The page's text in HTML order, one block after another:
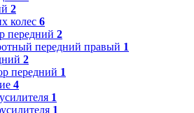
2
колес 6
передний 2
передний правый 1
2
передний 1
4
1
1